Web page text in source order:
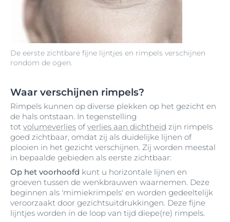
De eerste zichtbare fijne lijntjes en rimpels verschijnen
rondom de ogen.
Waar verschijnen rimpels?
Rimpels kunnen op diverse plekken op het gezicht en
de hals ontstaan. In tegenstelling
tot volumeverlies ofverlies aan dichtheid zijn rimpels
goed zichtbaar, omdat zij als duidelijke lijnen of
plooien in het gezicht verschijnen. Zij worden meestal
in bepaalde gebieden als eerste zichtbaar:
Op het voorhoofd kunt u horizontale lijnen en
groeven tussen de wenkbrauwen waarnemen. Deze
beginnen als 'mimiekrimpels' en worden gedeeltelijk
veroorzaakt door gezichtsuitdrukkingen. Deze fijne
lijntjes worden in de loop van tijd diepe(re) rimpels.